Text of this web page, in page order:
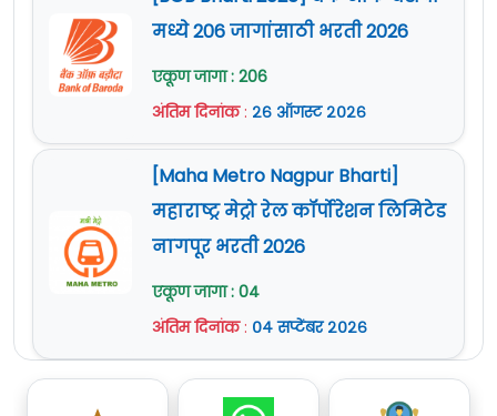
मध्ये 206 जागांसाठी भरती 2026
एकूण जागा : 206
अंतिम दिनांक: २६ ऑगस्ट २०२६
[Maha Metro Nagpur Bharti]
महाराष्ट्र मेट्रो रेल कॉर्पोरेशन लिमिटेड
नागपूर भरती 2026
एकूण जागा : 04
अंतिम दिनांक: ०४ सप्टेंबर २०२६